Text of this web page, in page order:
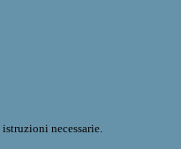
necessarie.